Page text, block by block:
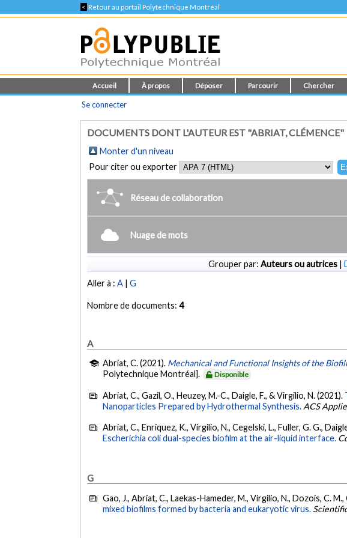
< Retour au portail Polytechnique Montréal
Accueil À propos Déposer Parcourir Chercher
Se connecter
DOCUMENTS DONT L'AUTEUR EST "ABRIAT, CLÉMENCE"
Monter d'un niveau
Pour citer ou exporter
Réseau de collaboration
Nuage de mots
Grouper par: Auteurs ou autrices |
Aller à :A |G
Nombre de documents:4
A
Abriat, C. (2021). Mechanical and Functional Insights of the
Polytechnique Montréal].
Disponible
Abriat, C., Gazil, O., Heuzey, M.-C., Daigle, F., & Virgilio, N. (2021).
Nanoparticles Prepared by Hydrothermal Synthesis. ACS
Abriat, C., Enriquez, K., Virgilio, N., Cegelski, L., Fuller, G. G.,
Escherichia coli dual-species biofilm at the air-liquid interface.
G
Gao, J., Abriat, C., Laekas-Hameder, M., Virgilio, N., Dozois, C.
mixed biofilms formed by bacteria and eukaryotic virus.